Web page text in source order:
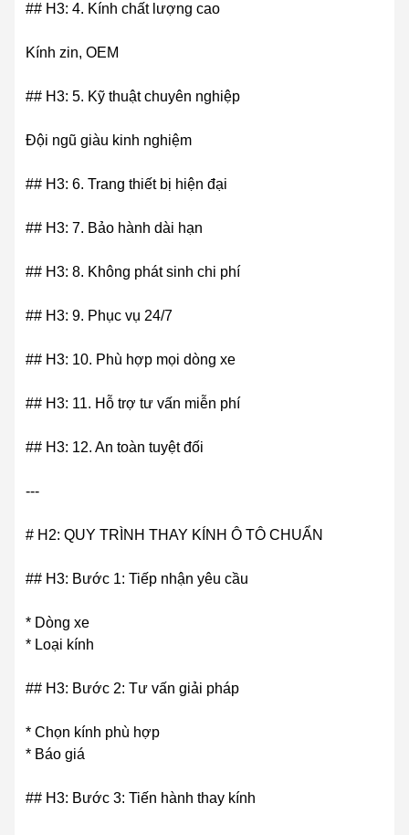
## H3: 4. Kính chất lượng cao
Kính zin, OEM
## H3: 5. Kỹ thuật chuyên nghiệp
Đội ngũ giàu kinh nghiệm
## H3: 6. Trang thiết bị hiện đại
## H3: 7. Bảo hành dài hạn
## H3: 8. Không phát sinh chi phí
## H3: 9. Phục vụ 24/7
## H3: 10. Phù hợp mọi dòng xe
## H3: 11. Hỗ trợ tư vấn miễn phí
## H3: 12. An toàn tuyệt đối
---
# H2: QUY TRÌNH THAY KÍNH Ô TÔ CHUẨN
## H3: Bước 1: Tiếp nhận yêu cầu
* Dòng xe
* Loại kính
## H3: Bước 2: Tư vấn giải pháp
* Chọn kính phù hợp
* Báo giá
## H3: Bước 3: Tiến hành thay kính